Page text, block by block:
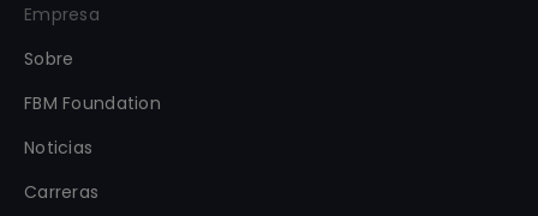
Empresa
Sobre
FBM Foundation
Noticias
Carreras